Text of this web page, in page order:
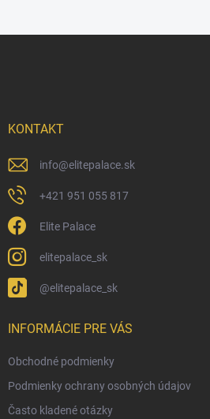
KONTAKT
info@elitepalace.sk
+421 951 055 817
Elite Palace
elitepalace_sk
@elitepalace_sk
INFORMÁCIE PRE VÁS
Obchodné podmienky
Podmienky ochrany osobných údajov
Často kladené otázky